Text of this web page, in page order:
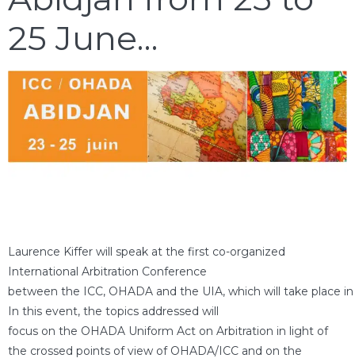
25 June…
Laurence Kiffer will speak at the first co-organized
International Arbitration Conference
between the ICC, OHADA and the UIA, which will take place
In this event, the topics addressed will
focus on the OHADA Uniform Act on Arbitration in light of
the crossed points of view of OHADA/ICC and on the